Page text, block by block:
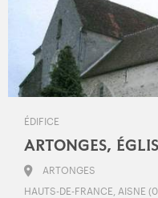
ÉDIFICE
ARTONGES,
ARTONGES
HAUTS-DE-FRANCE, AISNE